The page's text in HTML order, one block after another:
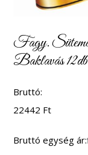
Fagy.
Baklavás
Bruttó:
22442 Ft
Bruttó egység